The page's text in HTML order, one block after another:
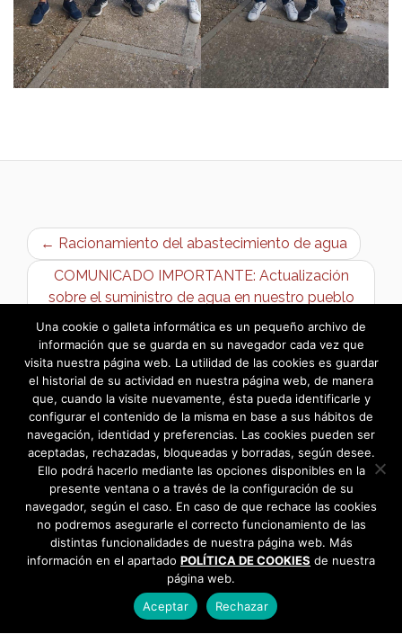
← Racionamiento del abastecimiento de agua
COMUNICADO IMPORTANTE: Actualización
sobre el suministro de agua en nuestro pueblo
→
Una cookie o galleta informática es un pequeño archivo de
información que se guarda en su navegador cada vez que
visita nuestra página web. La utilidad de las cookies es guardar
el historial de su actividad en nuestra página web, de manera
que, cuando la visite nuevamente, ésta pueda identificarle y
configurar el contenido de la misma en base a sus hábitos de
navegación, identidad y preferencias. Las cookies pueden ser
aceptadas, rechazadas, bloqueadas y borradas, según desee.
Ello podrá hacerlo mediante las opciones disponibles en la
presente ventana o a través de la configuración de su
navegador, según el caso. En caso de que rechace las cookies
no podremos asegurarle el correcto funcionamiento de las
distintas funcionalidades de nuestra página web. Más
información en el apartado POLÍTICA DE COOKIES de nuestra
página web.
Aceptar
Rechazar